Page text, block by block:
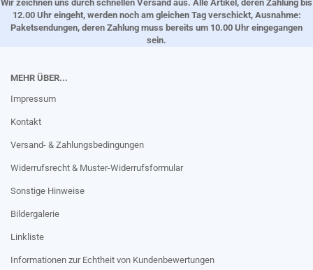
Wir zeichnen uns durch schnellen Versand aus. Alle Artikel, deren Zahlung bis
12.00 Uhr eingeht, werden noch am gleichen Tag verschickt, Ausnahme:
Paketsendungen, deren Zahlung muss bereits um 10.00 Uhr eingegangen
sein.
MEHR ÜBER...
Impressum
Kontakt
Versand- & Zahlungsbedingungen
Widerrufsrecht & Muster-Widerrufsformular
Sonstige Hinweise
Bildergalerie
Linkliste
Informationen zur Echtheit von Kundenbewertungen